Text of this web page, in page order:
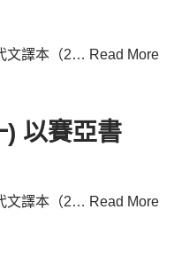
文譯本（2… Read More
) 以賽亞書
文譯本（2… Read More